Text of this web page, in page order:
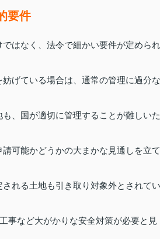
要件
はなく、法令で細かい要件が定められ
げている場合は、通常の管理に過分な
、国が適切に管理することが難しいた
可能かどうかの大まかな見通しを立て
れる土地も引き取り対象外とされてい
事など大がかりな安全対策が必要と見